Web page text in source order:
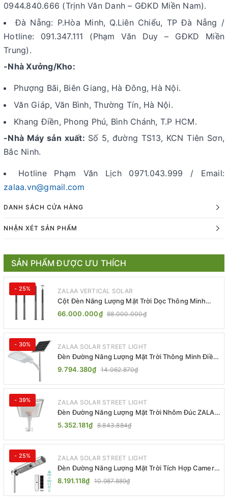
0944.840.666 (Trịnh Văn Danh – GĐKD Miền Nam).
Đà Nẵng: P.Hòa Minh, Q.Liên Chiểu, TP Đà Nẵng /
Hotline: 091.347.111 (Phạm Văn Duy – GĐKD Miền
Trung).
-Nhà Xưởng/Kho:
Phượng Bãi, Biên Giang, Hà Đông, Hà Nội.
Văn Giáp, Văn Bình, Thường Tín, Hà Nội.
Khang Điền, Phong Phú, Bình Chánh, T.P HCM.
-Nhà Máy sản xuất: Số 5, đường TS13, KCN Tiên Sơn,
Bắc Ninh.
Hotline Phạm Văn Lịch 0971.043.999 / Email:
zalaa.vn@gmail.com
DANH SÁCH CỬA HÀNG
NHẬN XÉT SẢN PHẨM
SẢN PHẨM ĐƯỢC ƯU THÍCH
- 25% ZALAA VERTICAL SOLAR
Cột Đèn Năng Lượng Mặt Trời Dọc Thông Minh
ZSR-YYDS-360 | ZALAA Jsc
66.000.000₫ 88.000.000₫
- 30% ZALAA SOLAR STREET LIGHT
Đèn Đường Năng Lượng Mặt Trời Thông Minh Điều
Khiển MPPT ZL-GMX01 ZALAA
9.794.380₫ 14.062.870₫
- 39% ZALAA SOLAR STREET LIGHT
Đèn Đường Năng Lượng Mặt Trời Nhôm Đúc ZALAA
ZL-BWH Cao Cấp IP65
5.352.181₫ 8.843.884₫
- 25% ZALAA SOLAR STREET LIGHT
Đèn Đường Năng Lượng Mặt Trời Tích Hợp Camera
ZALAA ZL-BJ04-CCTV (80W, IP65)
8.191.118₫ 10.987.889₫